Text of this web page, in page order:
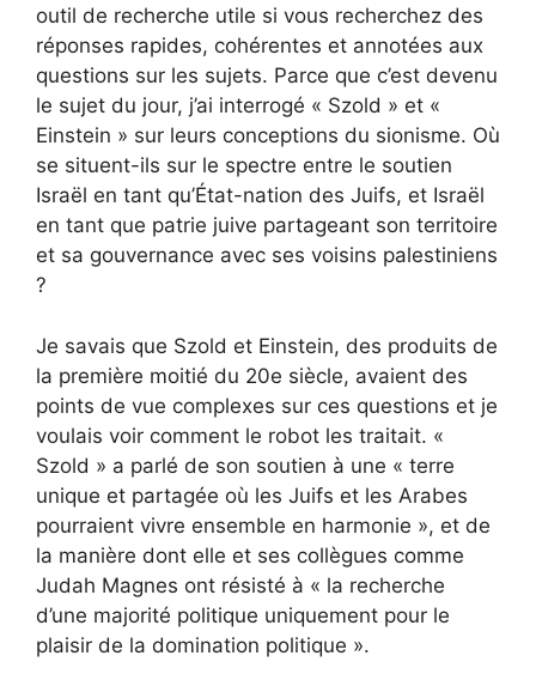
outil de recherche utile si vous recherchez des
réponses rapides, cohérentes et annotées aux
questions sur les sujets. Parce que c’est devenu
le sujet du jour, j’ai interrogé « Szold » et «
Einstein » sur leurs conceptions du sionisme. Où
se situent-ils sur le spectre entre le soutien
Israël en tant qu’État-nation des Juifs, et Israël
en tant que patrie juive partageant son territoire
et sa gouvernance avec ses voisins palestiniens
?
Je savais que Szold et Einstein, des produits de
la première moitié du 20e siècle, avaient des
points de vue complexes sur ces questions et je
voulais voir comment le robot les traitait. «
Szold » a parlé de son soutien à une « terre
unique et partagée où les Juifs et les Arabes
pourraient vivre ensemble en harmonie », et de
la manière dont elle et ses collègues comme
Judah Magnes ont résisté à « la recherche
d’une majorité politique uniquement pour le
plaisir de la domination politique ».